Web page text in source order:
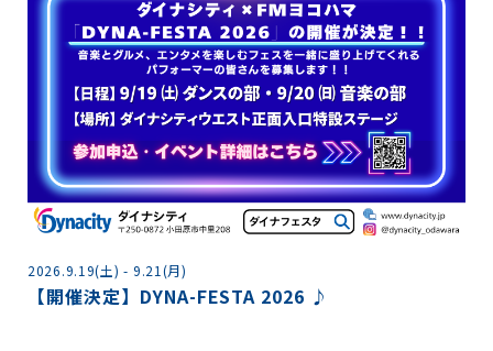
2026.9.19(土) - 9.21(月)
【開催決定】DYNA-FESTA 2026 ♪